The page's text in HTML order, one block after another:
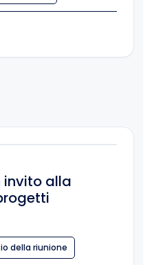
invito alla
della riunione